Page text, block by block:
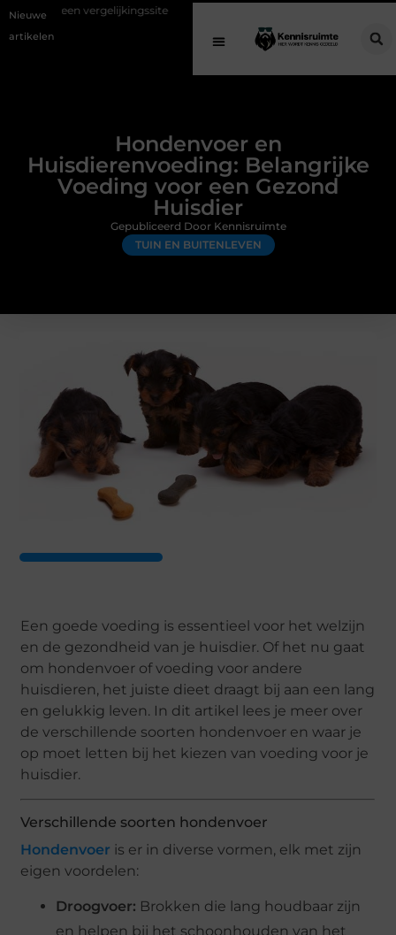
Nieuwe
artikelen
Schenking aan een goed doel: waarom geven
Hondenvoer en
Huisdierenvoeding: Belangrijke
Voeding voor een Gezond
Huisdier
TUIN EN BUITENLEVEN
Gepubliceerd Door Kennisruimte
Een goede voeding is essentieel voor het welzijn
en de gezondheid van je huisdier. Of het nu gaat
om hondenvoer of voeding voor andere
huisdieren, het juiste dieet draagt bij aan een lang
en gelukkig leven. In dit artikel lees je meer over
de verschillende soorten hondenvoer en waar je
op moet letten bij het kiezen van voeding voor je
huisdier.
Verschillende soorten hondenvoer
Hondenvoer is er in diverse vormen, elk met zijn
eigen voordelen:
Droogvoer: Brokken die lang houdbaar zijn
en helpen bij het schoonhouden van het